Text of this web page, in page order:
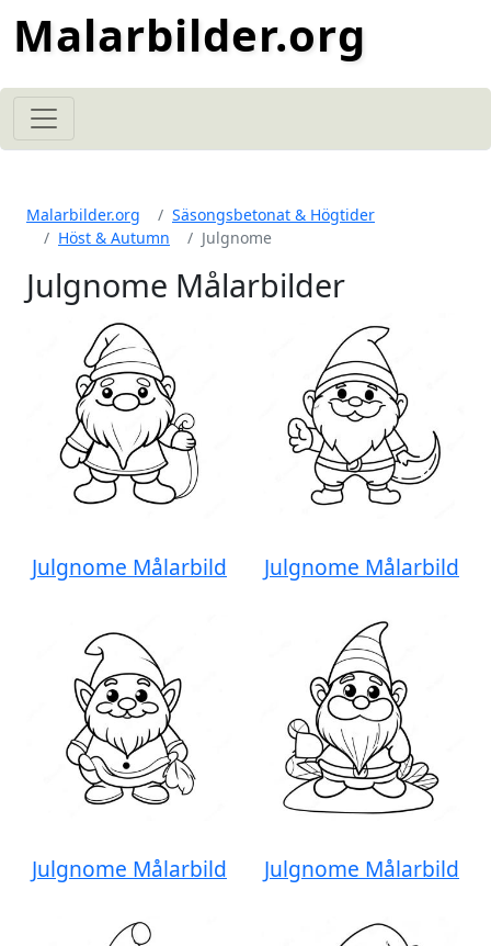
Malarbilder.org
Malarbilder.org
Säsongsbetonat & Högtider
Höst & Autumn
Julgnome
Julgnome Målarbilder
Julgnome Målarbild Julgnome Målarbild
Julgnome Målarbild Julgnome Målarbild